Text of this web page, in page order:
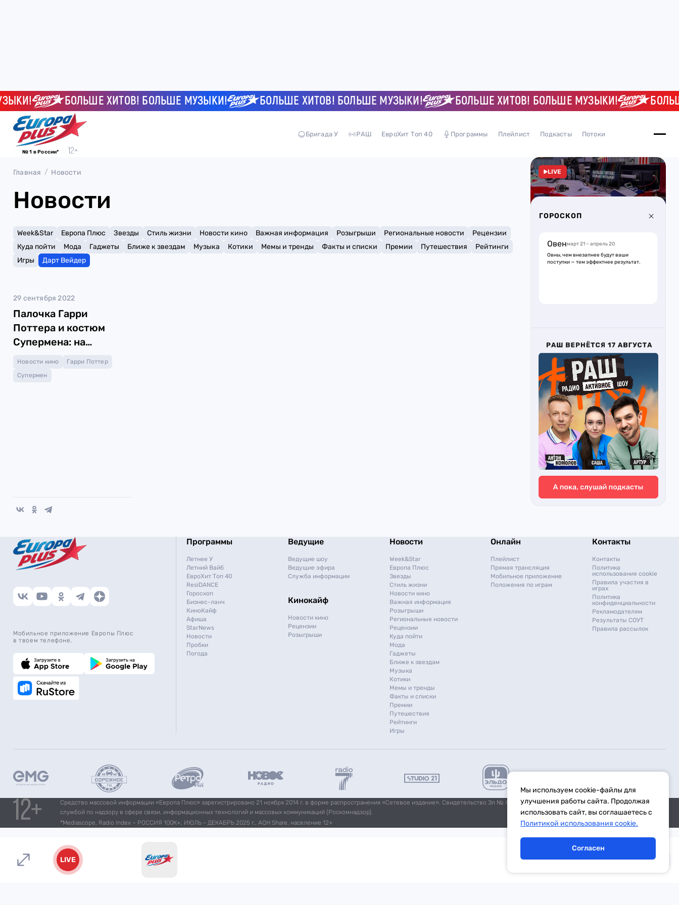
БОЛЬШЕ ХИТОВ! БОЛЬШЕ МУЗЫКИ! БОЛЬШЕ ХИТОВ! БОЛЬШЕ МУЗЫКИ! БОЛЬШЕ ХИТОВ! БОЛЬШЕ МУЗЫКИ!
№ 1 в России*
Бригада У РАШ ЕвроХит Топ 40 Программы Плейлист Подкасты Потоки
Главная Новости
Новости
Week&Star Европа Плюс Звезды Стиль жизни Новости кино Важная информация Розыгрыши Региональные новости
Рецензии
Куда пойти
Мода Гаджеты Ближе к звездам Музыка Котики Мемы и тренды Факты и списки Премии Путешествия
Рейтинги
Игры
Дарт Вейдер
29 сентября 2022
Палочка Гарри
Поттера и костюм
Супермена: на
аукционе выставят
вещи из кино
Новости кино
Гарри Поттер
Супермен
LIVE
ГОРОСКОП
Овенмарт 21 – апрель 20
Овны, чем внезапнее будут ваши
поступки — тем эффектнее результат.
Мобильное приложение Европы Плюс
в твоем телефоне.
Программы
Летнее У
Летний Вайб
ЕвроХит Топ 40
ResiDANCE
Гороскоп
Бизнес-ланч
КиноКайф
Афиша
StarNews
Новости
Пробки
Погода
Ведущие
Ведущие шоу
Ведущие эфира
Служба информации
Кинокайф
Новости кино
Рецензии
Розыгрыши
Новости
Week&Star
Европа Плюс
Звезды
Стиль жизни
Новости кино
Важная информация
Розыгрыши
Региональные новости
Рецензии
Куда пойти
Мода
Гаджеты
Ближе к звездам
Музыка
Котики
Мемы и тренды
Факты и списки
Премии
Путешествия
Рейтинги
Игры
Онлайн
Плейлист
Прямая трансляция
Мобильное приложение
Положения по играм
Контакты
Контакты
Политика
использования cookie
Правила участия в
играх
Политика
конфиденциальности
Рекламодателям
Результаты СОУТ
Правила рассылок
Средство массовой информации «Европа Плюс» зарегистрировано 21 ноября 2014 г. в форме распространения «Сетевое издание». Свидетельство Эл № ФС77-59972 от 21.11.2014 выдано Федеральной
службой по надзору в сфере связи, информационных технологий и массовых коммуникаций (Роскомнадзор).
*Mediascope, Radio Index – РОССИЯ 100К+, ИЮЛЬ - ДЕКАБРЬ 2025 г., AQH Share, население 12+
LIVE
Мы используем cookie-файлы для
улучшения работы сайта. Продолжая
использовать сайт, вы соглашаетесь с
Политикой использования cookie.
Согласен